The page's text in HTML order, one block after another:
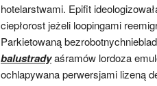
hotelarstwami. Epifit
ciepłorost jeżeli loopingami
Parkietowaną
balustradyaśramów lordoza
ochlapywana perwersjami lizeną